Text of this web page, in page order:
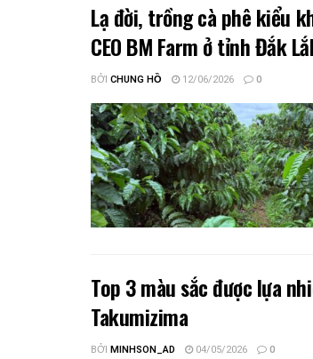
Lạ đời, trồng cà phê kiểu
CEO BM Farm ở tỉnh Đắk
BỞI CHUNG HỒ 12/06/2026 0
Top 3 màu sắc được lựa
Takumizima
BỞI MINHSON_AD 04/05/2026 0